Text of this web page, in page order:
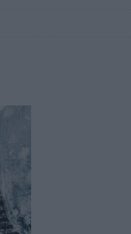
Showacts im ESC-
auf Platz 2:
Favorit, Australien
Jurys – die Geschichte